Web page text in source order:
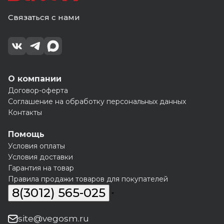
Связаться с нами
О компании
Договор-оферта
Соглашение на обработку персональных данных
Контакты
Помощь
Условия оплаты
Условия доставки
Гарантия на товар
Правила продажи товаров для покупателей
8(3012) 565-025
site@vegosm.ru